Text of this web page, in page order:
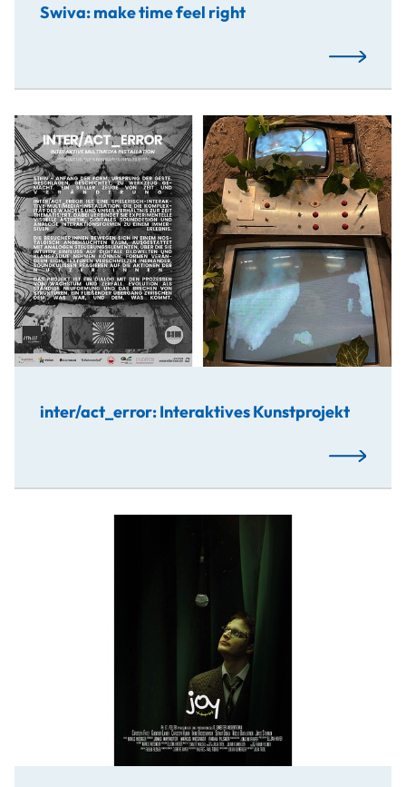
Swiva: make time feel right
Mehr…
inter/act_error: Interaktives Kunstprojekt
Im Zuge des mediaLab 2025 entwickelten Studierende
Mehr…
Joy - Ein Monster, das Stand-Up Comedian werden